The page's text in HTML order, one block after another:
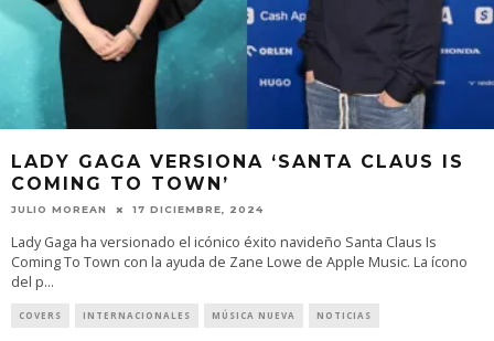
LADY GAGA VERSIONA ‘SANTA CLAUS IS
COMING TO TOWN’
JULIO MOREAN 17 DICIEMBRE, 2024
Lady Gaga ha versionado el icónico éxito navideño Santa Claus Is
Coming To Town con la ayuda de Zane Lowe de Apple Music. La ícono
del p...
COVERS INTERNACIONALES MÚSICA NUEVA NOTICIAS